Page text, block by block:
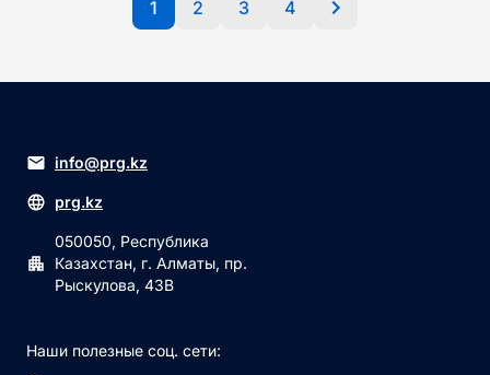
1 2 3 4
info@prg.kz
prg.kz
050050, Республика
Казахстан, г. Алматы, пр.
Рыскулова, 43В
Наши полезные соц. сети: